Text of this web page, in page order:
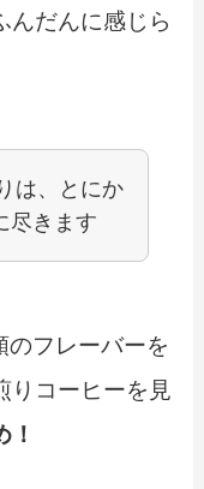
んだんに感じら
は、とにか
尽きます
フレーバーを
りコーヒーを見
！